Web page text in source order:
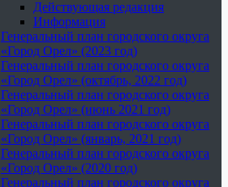
Действующая редакция
Информация
Генеральный план городского округа
«Город Орел» (2023 год)
Генеральный план городского округа
«Город Орел» (октябрь, 2022 год)
Генеральный план городского округа
«Город Орел» (июнь 2021 год)
Генеральный план городского округа
«Город Орел» (январь, 2021 год)
Генеральный план городского округа
«Город Орел» (2020 год)
Генеральный план городского округа